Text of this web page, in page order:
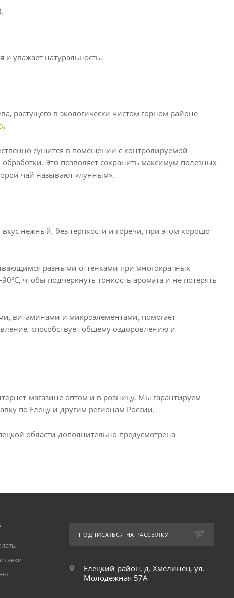
уважает натуральность.
растущего в экологически чистом горном районе
.
сушится в помещении с контролируемой
Это позволяет сохранить максимум полезных
чай называют «лунным».
нежный, без терпкости и горечи, при этом хорошо
разными оттенками при многократных
чтобы подчеркнуть тонкость аромата и не потерять
витаминами и микроэлементами, помогает
способствует общему оздоровлению и
магазине оптом и в розницу. Мы гарантируем
по Елецу и другим регионам России.
области дополнительно предусмотрена
ПОДПИСАТЬСЯ НА РАССЫЛКУ
Елецкий район, д. Хмелинец, ул.
Молодежная 57А